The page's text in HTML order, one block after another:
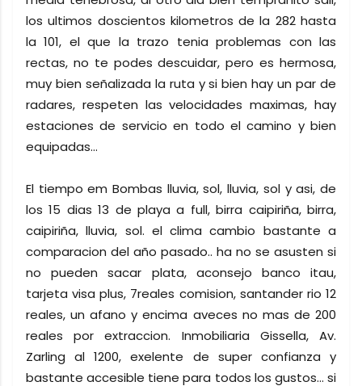
los ultimos doscientos kilometros de la 282 hasta
la 101, el que la trazo tenia problemas con las
rectas, no te podes descuidar, pero es hermosa,
muy bien señalizada la ruta y si bien hay un par de
radares, respeten las velocidades maximas, hay
estaciones de servicio en todo el camino y bien
equipadas...
El tiempo em Bombas lluvia, sol, lluvia, sol y asi, de
los 15 dias 13 de playa a full, birra caipiriña, birra,
caipiriña, lluvia, sol. el clima cambio bastante a
comparacion del año pasado.. ha no se asusten si
no pueden sacar plata, aconsejo banco itau,
tarjeta visa plus, 7reales comision, santander rio 12
reales, un afano y encima aveces no mas de 200
reales por extraccion. Inmobiliaria Gissella, Av.
Zarling al 1200, exelente de super confianza y
bastante accesible tiene para todos los gustos... si